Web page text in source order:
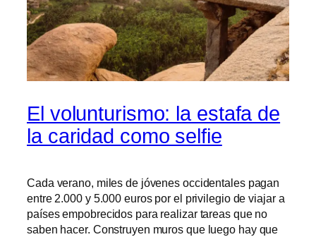
El volunturismo: la estafa de
la caridad como selfie
Cada verano, miles de jóvenes occidentales pagan
entre 2.000 y 5.000 euros por el privilegio de viajar a
países empobrecidos para realizar tareas que no
saben hacer. Construyen muros que luego hay que